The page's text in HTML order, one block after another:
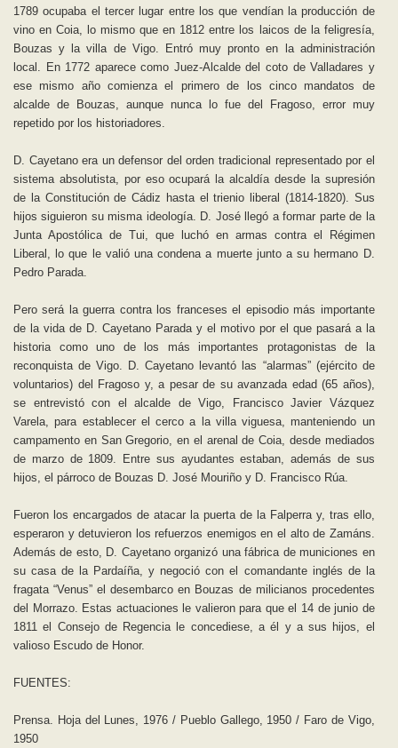
1789 ocupaba el tercer lugar entre los que vendían la producción de
vino en Coia, lo mismo que en 1812 entre los laicos de la feligresía,
Bouzas y la villa de Vigo. Entró muy pronto en la administración
local. En 1772 aparece como Juez-Alcalde del coto de Valladares y
ese mismo año comienza el primero de los cinco mandatos de
alcalde de Bouzas, aunque nunca lo fue del Fragoso, error muy
repetido por los historiadores.
D. Cayetano era un defensor del orden tradicional representado por el
sistema absolutista, por eso ocupará la alcaldía desde la supresión
de la Constitución de Cádiz hasta el trienio liberal (1814-1820). Sus
hijos siguieron su misma ideología. D. José llegó a formar parte de la
Junta Apostólica de Tui, que luchó en armas contra el Régimen
Liberal, lo que le valió una condena a muerte junto a su hermano D.
Pedro Parada.
Pero será la guerra contra los franceses el episodio más importante
de la vida de D. Cayetano Parada y el motivo por el que pasará a la
historia como uno de los más importantes protagonistas de la
reconquista de Vigo. D. Cayetano levantó las “alarmas” (ejército de
voluntarios) del Fragoso y, a pesar de su avanzada edad (65 años),
se entrevistó con el alcalde de Vigo, Francisco Javier Vázquez
Varela, para establecer el cerco a la villa viguesa, manteniendo un
campamento en San Gregorio, en el arenal de Coia, desde mediados
de marzo de 1809. Entre sus ayudantes estaban, además de sus
hijos, el párroco de Bouzas D. José Mouriño y D. Francisco Rúa.
Fueron los encargados de atacar la puerta de la Falperra y, tras ello,
esperaron y detuvieron los refuerzos enemigos en el alto de Zamáns.
Además de esto, D. Cayetano organizó una fábrica de municiones en
su casa de la Pardaíña, y negoció con el comandante inglés de la
fragata “Venus” el desembarco en Bouzas de milicianos procedentes
del Morrazo. Estas actuaciones le valieron para que el 14 de junio de
1811 el Consejo de Regencia le concediese, a él y a sus hijos, el
valioso Escudo de Honor.
FUENTES:
Prensa. Hoja del Lunes, 1976 / Pueblo Gallego, 1950 / Faro de Vigo,
1950